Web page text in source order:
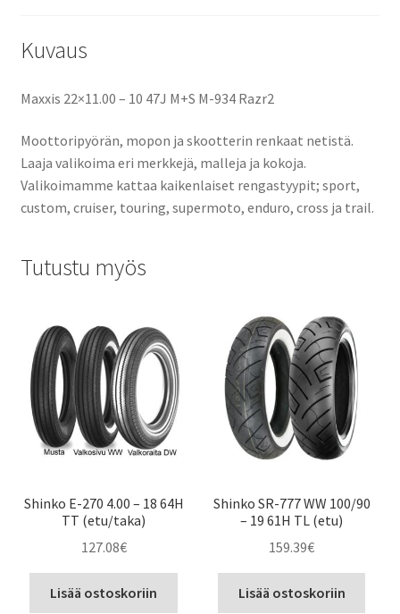
Kuvaus
Maxxis 22×11.00 – 10 47J M+S M-934 Razr2
Moottoripyörän, mopon ja skootterin renkaat netistä.
Laaja valikoima eri merkkejä, malleja ja kokoja.
Valikoimamme kattaa kaikenlaiset rengastyypit; sport,
custom, cruiser, touring, supermoto, enduro, cross ja trail.
Tutustu myös
Shinko E-270 4.00 – 18 64H
TT (etu/taka)
127.08€
Lisää ostoskoriin
Shinko SR-777 WW 100/90
– 19 61H TL (etu)
159.39€
Lisää ostoskoriin